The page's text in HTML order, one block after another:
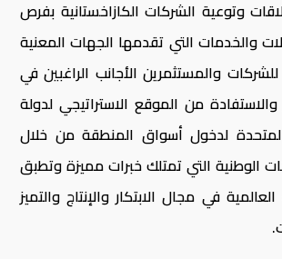
وتوعية الشركات الكازاخستانية بفرص
والخدمات التي تقدمها الجهات المعنية
والمستثمرين الأجانب الراغبين في
والاستفادة من الموقع الاستراتيجي لدولة
المتحدة لدخول أسواق المنطقة من خلال
الوطنية التي تمتلك خبرات مميزة وتطبق
في مجال الابتكار والإنتاج والتميز